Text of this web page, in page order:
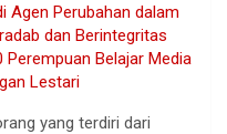
Agen Perubahan dalam
dan Berintegritas
Perempuan Belajar Media
Lestari
yang terdiri dari